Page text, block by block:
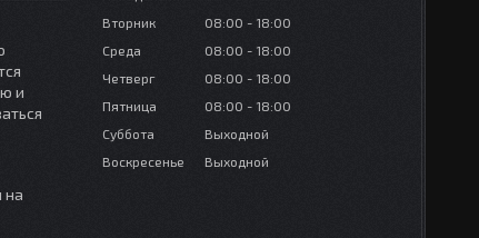
и
на
Вторник
08:00
18:00
Среда
08:00
18:00
Четверг
08:00
18:00
Пятница
08:00
18:00
Суббота
Выходной
Воскресенье
Выходной